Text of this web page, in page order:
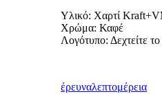
Υλικό: Χαρτί
Χρώμα: Καφέ
Λογότυπο: Δεχτείτε
έρευναλεπτομέρεια